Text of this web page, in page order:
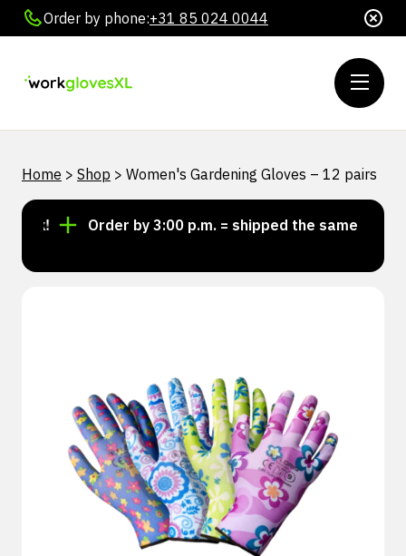
Order by phone:+31 85 024 0044
Home > Shop > Women's Gardening Gloves – 12 pairs
Order by 3:00 p.m. = shipped the same day